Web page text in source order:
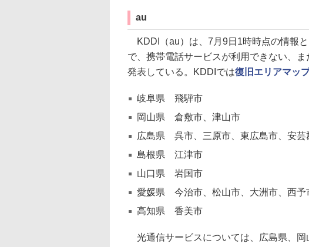
au
KDDI（au）は、7月9日1時時点の情報
で、携帯電話サービスが利用できない、
発表している。KDDIでは復旧エリアマッ
岐阜県 飛騨市
岡山県 倉敷市、津山市
広島県 呉市、三原市、東広島市、安芸
島根県 江津市
山口県 岩国市
愛媛県 今治市、松山市、大洲市、西予
高知県 香美市
光通信サービスについては、広島県、岡